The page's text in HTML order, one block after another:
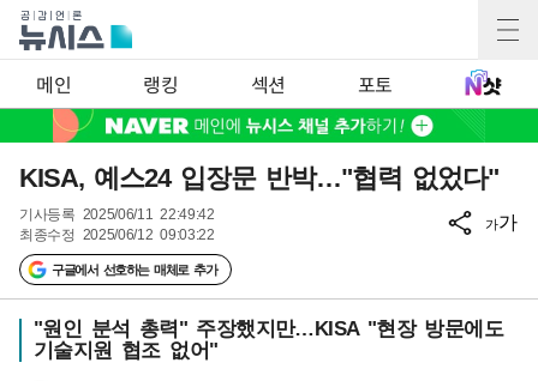
메인 랭킹 섹션 포토
KISA, 예스24 입장문 반박…"협력 없었다"
기사등록 2025/06/11 22:49:42
최종수정 2025/06/12 09:03:22
구글에서 선호하는 매체로 추가
가가
"원인 분석 총력" 주장했지만…KISA "현장 방문에도
기술지원 협조 없어"